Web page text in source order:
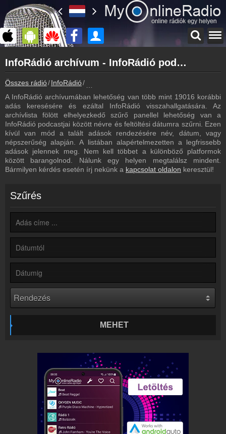
myonlineradio.hu
InfoRádió
Vissza az InfoRádió oldalára
Bejelentkezés
Hozz létre saját fiókot!
Műsorújság
InfoRádió műsorai
Hírek
InfoRádió kapcsolatos hírek
Írj nekünk!
Partnerek
Rádiós partnerek
Rádió beágyazás
Ágyazd be weboldaladba
Online rádió készítés
Készítés lépésről lépésre
InfoRádió archívum - InfoRádió podcasts - InfoRádió visszahallgatás
Összes rádió InfoRádió
A InfoRádió archívumában lehetőség van több mint 19016 korábbi
adás keresésére és ezáltal InfoRádió visszahallgatására. Az
archívlista fölött elhelyezkedő szűrő panellel lehetőség van a
InfoRádió podcastjai között névre és feltöltési dátumra szűrni. Ezen
kívül van mód a talált adások rendezésére név, dátum, vagy
népszerűség alapján. A listában alapértelmezetten a legfrissebb
adások jelennek meg. Nem kell többet a különböző platformok
között barangolnod. Nálunk egy helyen megtalálsz mindent.
Bármilyen kérdés esetén írj nekünk a kapcsolat oldalon keresztül!
Szűrés
MEHET